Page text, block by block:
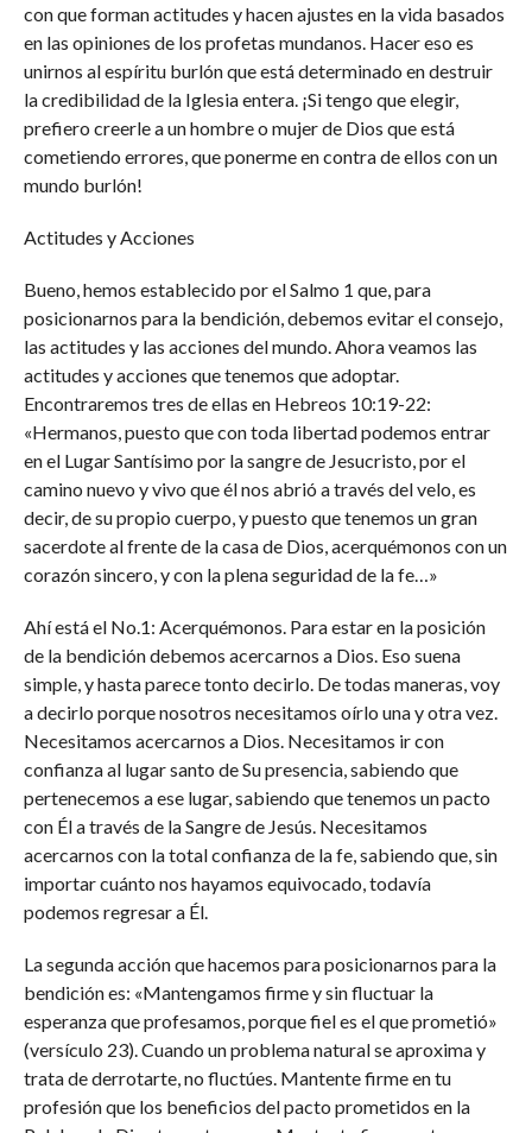
con que forman actitudes y hacen ajustes en la vida basados
en las opiniones de los profetas mundanos. Hacer eso es
unirnos al espíritu burlón que está determinado en destruir
la credibilidad de la Iglesia entera. ¡Si tengo que elegir,
prefiero creerle a un hombre o mujer de Dios que está
cometiendo errores, que ponerme en contra de ellos con un
mundo burlón!
Actitudes y Acciones
Bueno, hemos establecido por el Salmo 1 que, para
posicionarnos para la bendición, debemos evitar el consejo,
las actitudes y las acciones del mundo. Ahora veamos las
actitudes y acciones que tenemos que adoptar.
Encontraremos tres de ellas en Hebreos 10:19-22:
«Hermanos, puesto que con toda libertad podemos entrar
en el Lugar Santísimo por la sangre de Jesucristo, por el
camino nuevo y vivo que él nos abrió a través del velo, es
decir, de su propio cuerpo, y puesto que tenemos un gran
sacerdote al frente de la casa de Dios, acerquémonos con un
corazón sincero, y con la plena seguridad de la fe…»
Ahí está el No.1: Acerquémonos. Para estar en la posición
de la bendición debemos acercarnos a Dios. Eso suena
simple, y hasta parece tonto decirlo. De todas maneras, voy
a decirlo porque nosotros necesitamos oírlo una y otra vez.
Necesitamos acercarnos a Dios. Necesitamos ir con
confianza al lugar santo de Su presencia, sabiendo que
pertenecemos a ese lugar, sabiendo que tenemos un pacto
con Él a través de la Sangre de Jesús. Necesitamos
acercarnos con la total confianza de la fe, sabiendo que, sin
importar cuánto nos hayamos equivocado, todavía
podemos regresar a Él.
La segunda acción que hacemos para posicionarnos para la
bendición es: «Mantengamos firme y sin fluctuar la
esperanza que profesamos, porque fiel es el que prometió»
(versículo 23). Cuando un problema natural se aproxima y
trata de derrotarte, no fluctúes. Mantente firme en tu
profesión que los beneficios del pacto prometidos en la